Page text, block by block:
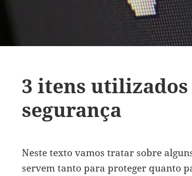
3 itens
segurança
Neste texto vamos tratar sobre
servem tanto para proteger quanto